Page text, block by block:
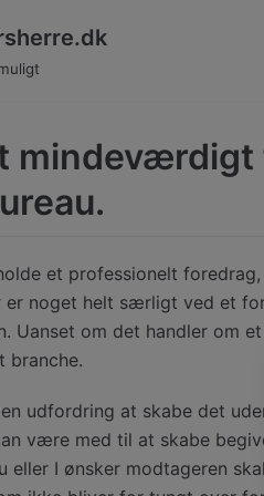
mindeværdigt
et professionelt
er noget helt særligt ved et
Uanset om det handler om
branche.
udfordring at skabe det
være med til at skabe
eller I ønsker modtageren